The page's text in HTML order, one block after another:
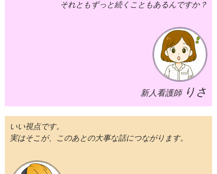
それともずっと続くこともあるんですか？
新人看護師 りさ
いい視点です。
実はそこが、このあとの大事な話につながります。